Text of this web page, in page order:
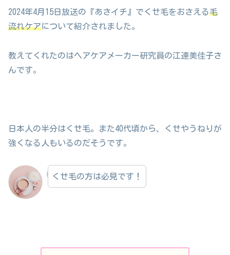
2024年4月15日放送の『あさイチ』でくせ毛をおさえる毛
流れケアについて紹介されました。
教えてくれたのはヘアケアメーカー研究員の江連美佳子さ
んです。
日本人の半分はくせ毛。また40代頃から、くせやうねりが
強くなる人もいるのだそうです。
くせ毛の方は必見です！